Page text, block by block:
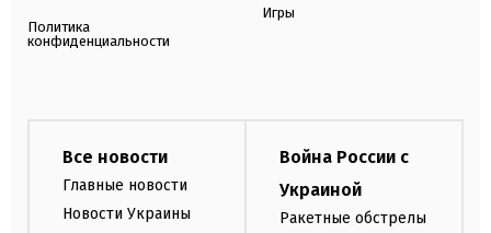
Политика
конфиденциальности
Игры
Все новости
Главные новости
Новости Украины
Война России с
Украиной
Ракетные обстрелы